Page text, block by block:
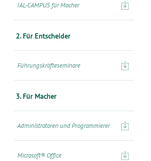
IAL-CAMPUS für Macher
2. Für Entscheider
Führungskräfteseminare
3. Für Macher
Administratoren und Programmierer
Microsoft® Office